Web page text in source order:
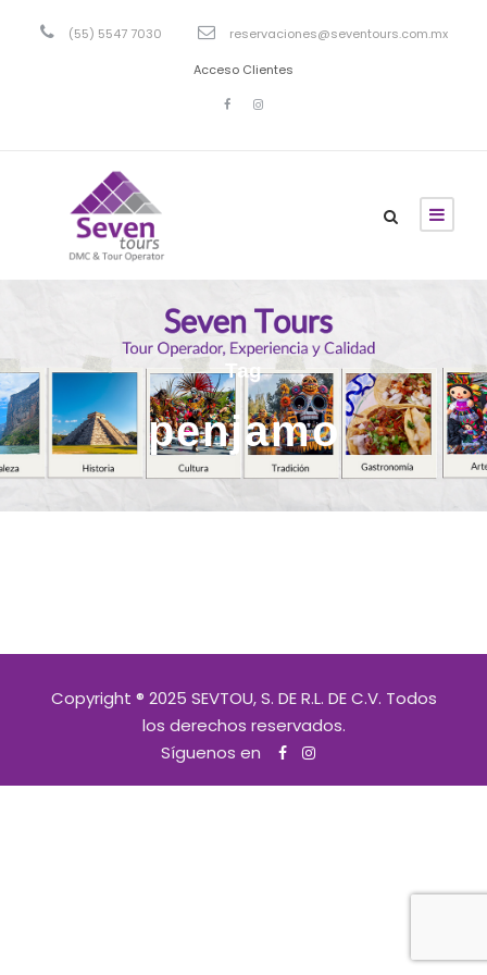
(55) 5547 7030 reservaciones@seventours.com.mx
Acceso Clientes
Tag
penjamo
Copyright ® 2025 SEVTOU, S. DE R.L. DE C.V. Todos
los derechos reservados.
Síguenos en